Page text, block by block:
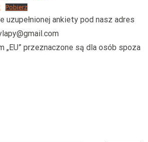
Pobierz
uzupełnionej ankiety pod nasz adres
„EU” przeznaczone są dla osób spoza